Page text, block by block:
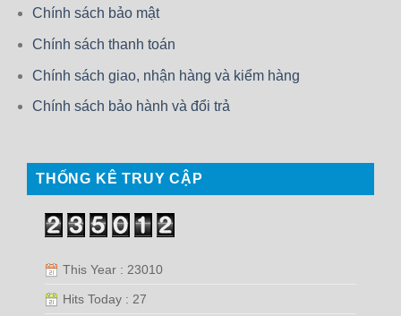
Chính sách bảo mật
Chính sách thanh toán
Chính sách giao, nhận hàng và kiểm hàng
Chính sách bảo hành và đổi trả
THỐNG KÊ TRUY CẬP
This Year : 23010
Hits Today : 27